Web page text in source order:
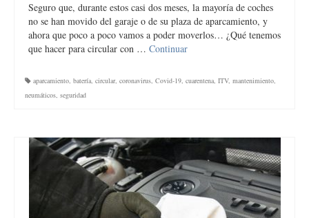
Seguro que, durante estos casi dos meses, la mayoría de coches
no se han movido del garaje o de su plaza de aparcamiento, y
ahora que poco a poco vamos a poder moverlos… ¿Qué tenemos
que hacer para circular con … Continuar
aparcamiento, batería, circular, coronavirus, Covid-19, cuarentena, ITV, mantenimiento,
neumáticos, seguridad